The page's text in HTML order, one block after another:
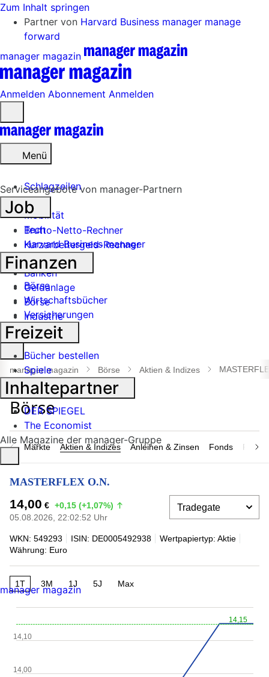
Zum Inhalt springen
Partner von Harvard Business manager manage
forward
manager magazin
Anmelden Abonnement Anmelden
öffnen
Menü
Schlagzeilen
Mobilität
Tech
Harvard Business manager
Handel
Banken
Geldanlage
Börse
Industrie
Suche
öffnen
manager magazin Börse Aktien & Indizes
Märkte Aktien & Indizes Anleihen & Zinsen Fonds
MASTERFLEX O.N.
14,00 € +0,15 (+1,07%)
05.08.2026, 22:02:52 Uhr
WKN: 549293 ISIN: DE0005492938
Wertpapiertyp: Aktie
Währung: Euro
1T 3M 1J 5J Max
14,15
14,00
14,10
Serviceangebote von manager-Partnern
Job
Brutto-Netto-Rechner
Kurzarbeitergeld-Rechner
Finanzen
Börse
Wirtschaftsbücher
Versicherungen
Freizeit
Bücher bestellen
Spiele
Inhaltepartner
DER SPIEGEL
The Economist
Alle Magazine der manager-Gruppe
manager magazin